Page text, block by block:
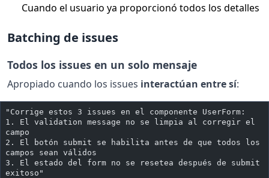
Cuando el usuario ya proporcionó todos los detalles
Batching de issues
Todos los issues en un solo mensaje
Apropiado cuando los issues interactúan entre sí:
"Corrige estos 3 issues en el componente UserForm:
1. El validation message no se limpia al corregir el
campo
2. El botón submit se habilita antes de que todos los
campos sean válidos
3. El estado del form no se resetea después de submit
exitoso"